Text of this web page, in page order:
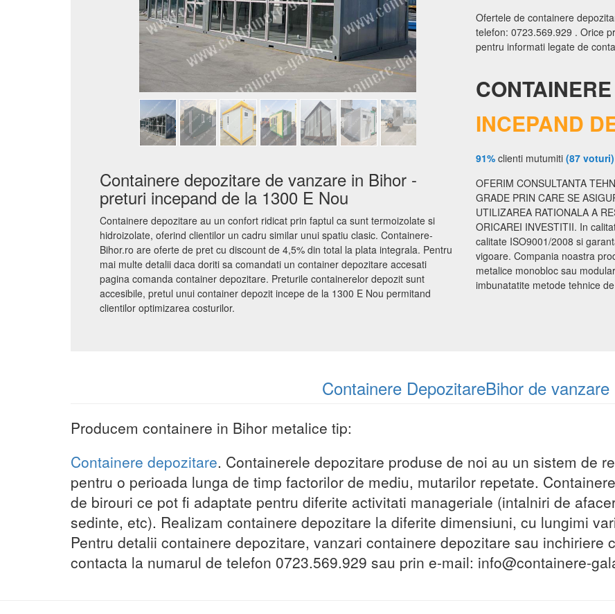
Containere depozitare de vanzare in Bihor -
preturi incepand de la 1300 E Nou
Containere depozitare au un confort ridicat prin faptul ca sunt termoizolate si
hidroizolate, oferind clientilor un cadru similar unui spatiu clasic. Containere-
Bihor.ro are oferte de pret cu discount de 4,5% din total la plata integrala. Pentru
mai multe detalii daca doriti sa comandati un container depozitare accesati
pagina comanda container depozitare. Preturile containerelor depozit sunt
accesibile, pretul unui container depozit incepe de la 1300 E Nou permitand
clientilor optimizarea costurilor.
Ofertele de containere
telefon: 0723.569.929 . Orice
pentru informati legate de
INCEPAND
91% clienti mutumiti (87 voturi)
OFERIM CONSULTANTA
GRADE PRIN CARE SE
UTILIZAREA RATIONALA A
ORICAREI INVESTITII. In
calitate ISO9001/2008 si
vigoare. Compania noastra
metalice monobloc sau
imbunatatite metode tehnice
Containere DepozitareBihor de vanzare
Producem containere in Bihor metalice tip:
Containere depozitare. Containerele depozitare produse de noi au un sistem de
pentru o perioada lunga de timp factorilor de mediu, mutarilor repetate.
de birouri ce pot fi adaptate pentru diferite activitati manageriale (intalniri de
sedinte, etc). Realizam containere depozitare la diferite dimensiuni, cu lungimi
Pentru detalii containere depozitare, vanzari containere depozitare sau inchiriere
contacta la numarul de telefon 0723.569.929 sau prin e-mail: info@containere-